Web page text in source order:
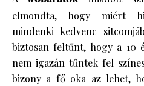
elmondta, hogy miért
mindenki kedvenc
biztosan feltűnt, hogy a 10
nem igazán tűntek fel
bizony a fő oka az lehet,